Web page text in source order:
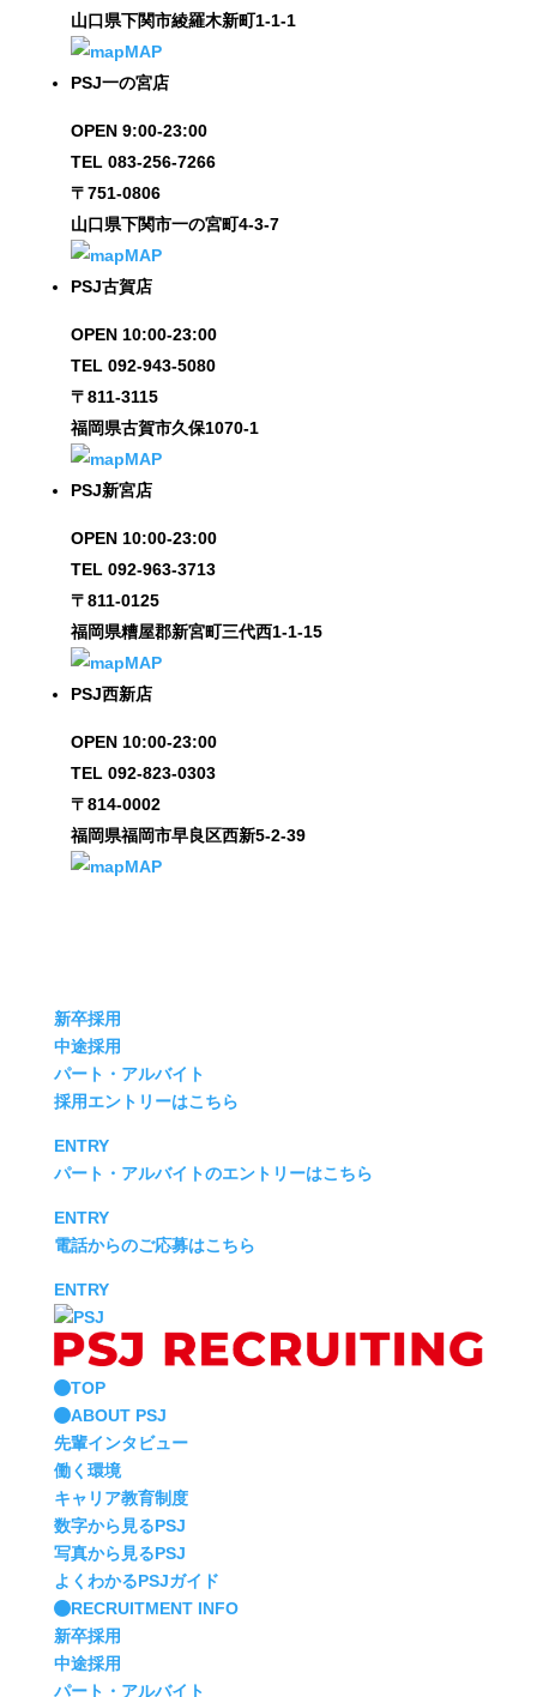
山口県下関市綾羅木新町1-1-1
MAP
PSJ一の宮店
OPEN 9:00-23:00
TEL 083-256-7266
〒751-0806
山口県下関市一の宮町4-3-7
MAP
PSJ古賀店
OPEN 10:00-23:00
TEL 092-943-5080
〒811-3115
福岡県古賀市久保1070-1
MAP
PSJ新宮店
OPEN 10:00-23:00
TEL 092-963-3713
〒811-0125
福岡県糟屋郡新宮町三代西1-1-15
MAP
PSJ西新店
OPEN 10:00-23:00
TEL 092-823-0303
〒814-0002
福岡県福岡市早良区西新5-2-39
MAP
新卒採用
中途採用
パート・アルバイト
採用エントリーはこちら
ENTRY
パート・アルバイトのエントリーはこちら
ENTRY
電話からのご応募はこちら
ENTRY
TOP
ABOUT PSJ
先輩インタビュー
働く環境
キャリア教育制度
数字から見るPSJ
写真から見るPSJ
よくわかるPSJガイド
RECRUITMENT INFO
新卒採用
中途採用
パート・アルバイト